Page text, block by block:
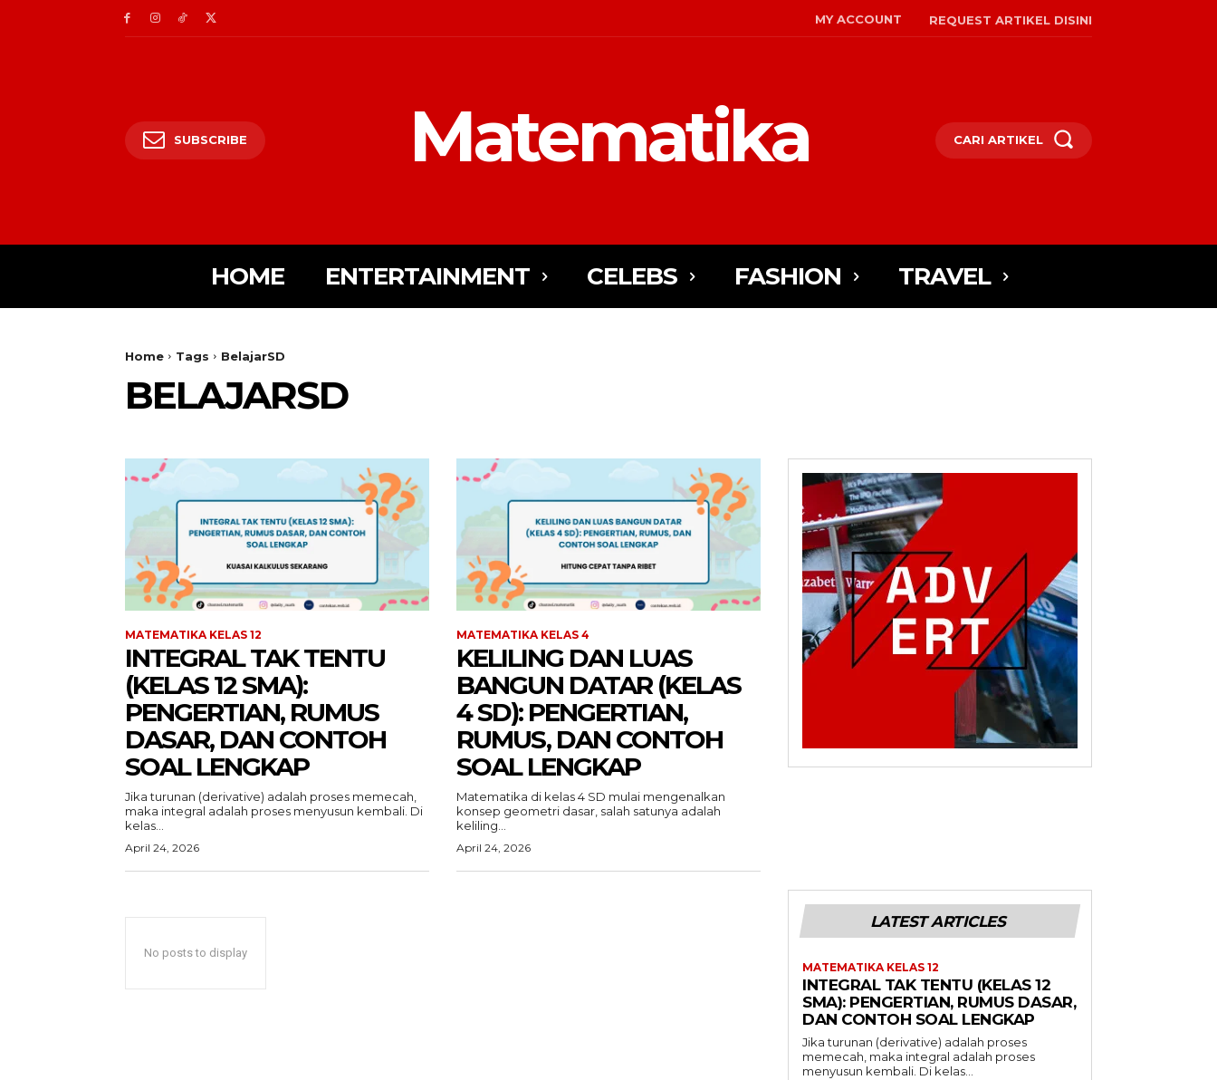
MY ACCOUNT REQUEST ARTIKEL DISINI
SUBSCRIBE Matematika CARI ARTIKEL
HOME ENTERTAINMENT CELEBS FASHION TRAVEL
Home Tags BelajarSD
BELAJARSD
MATEMATIKA KELAS 12
INTEGRAL TAK TENTU
(KELAS 12 SMA):
PENGERTIAN, RUMUS
DASAR, DAN CONTOH
SOAL LENGKAP
Jika turunan (derivative) adalah proses memecah,
maka integral adalah proses menyusun kembali. Di
kelas...
April 24, 2026
MATEMATIKA KELAS 4
KELILING DAN LUAS
BANGUN DATAR (KELAS
4 SD): PENGERTIAN,
RUMUS, DAN CONTOH
SOAL LENGKAP
Matematika di kelas 4 SD mulai mengenalkan
konsep geometri dasar, salah satunya adalah
keliling...
April 24, 2026
No posts to display
LATEST ARTICLES
MATEMATIKA KELAS 12
INTEGRAL TAK TENTU (KELAS 12
SMA): PENGERTIAN, RUMUS DASAR,
DAN CONTOH SOAL LENGKAP
Jika turunan (derivative) adalah proses
memecah, maka integral adalah proses
menyusun kembali. Di kelas...